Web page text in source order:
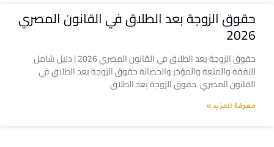
حقوق الزوجة بعد الطلاق في القانون المصري
2026
حقوق الزوجة بعد الطلاق في القانون المصري 2026 | دليل شامل
للنفقة والمتعة والمؤخر والحضانة حقوق الزوجة بعد الطلاق في
القانون المصري حقوق الزوجة بعد الطلاق
معرفة المزيد »